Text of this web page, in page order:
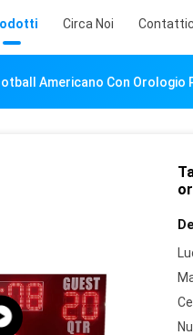
Circa Noi
Americano Con